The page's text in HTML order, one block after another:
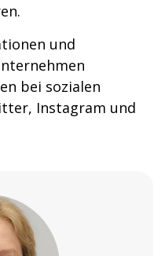
und
bei sozialen
Instagram und